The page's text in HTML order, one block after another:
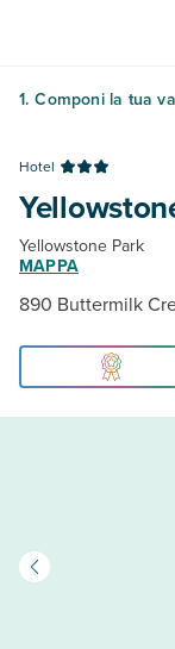
1. Componi la tua
Hotel
Yellowstone Park
MAPPA
890 Buttermilk